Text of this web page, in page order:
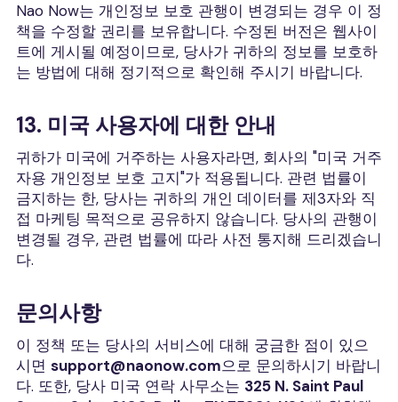
Nao Now는 개인정보 보호 관행이 변경되는 경우 이 정
책을 수정할 권리를 보유합니다. 수정된 버전은 웹사이
트에 게시될 예정이므로, 당사가 귀하의 정보를 보호하
는 방법에 대해 정기적으로 확인해 주시기 바랍니다.
13. 미국 사용자에 대한 안내
귀하가 미국에 거주하는 사용자라면, 회사의 "미국 거주
자용 개인정보 보호 고지"가 적용됩니다. 관련 법률이
금지하는 한, 당사는 귀하의 개인 데이터를 제3자와 직
접 마케팅 목적으로 공유하지 않습니다. 당사의 관행이
변경될 경우, 관련 법률에 따라 사전 통지해 드리겠습니
다.
문의사항
이 정책 또는 당사의 서비스에 대해 궁금한 점이 있으
시면 support@naonow.com으로 문의하시기 바랍니
다. 또한, 당사 미국 연락 사무소는 325 N. Saint Paul